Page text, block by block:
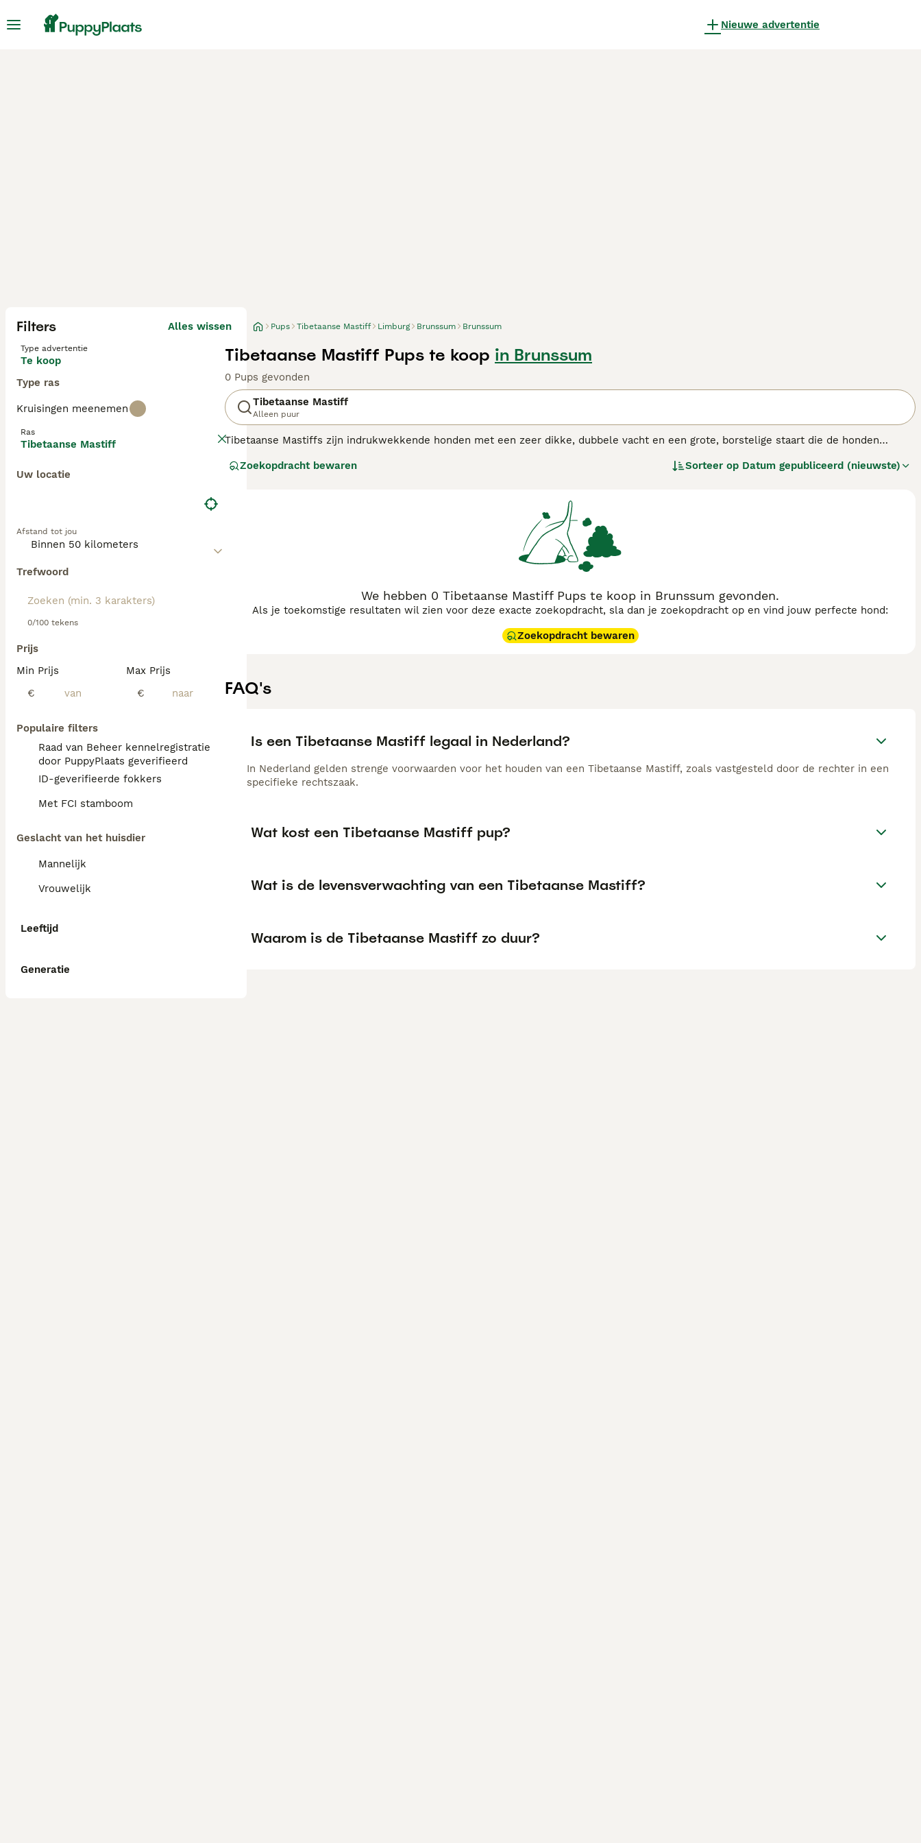
Nieuwe advertentie
Filters Alles wissen
Type advertentie
Te koop
Type ras
Kruisingen meenemen
Ras
Tibetaanse Mastiff
Uw locatie
Afstand tot jou
Trefwoord
0/100 tekens
Prijs
Min Prijs
€
Max Prijs
€
Populaire filters
Raad van Beheer kennelregistratie
door PuppyPlaats geverifieerd
ID-geverifieerde fokkers
Met FCI stamboom
Geslacht van het huisdier
Mannelijk
Vrouwelijk
Leeftijd
Generatie
Pups Tibetaanse Mastiff Limburg Brunssum Brunssum
Tibetaanse Mastiff Pups te koop in Brunssum
0 Pups gevonden
Tibetaanse Mastiff
Alleen puur
Tibetaanse Mastiffs zijn indrukwekkende honden met een zeer dikke, dubbele vacht en een grote, borstelige staart die de honden
snelheid behalen wanneer ze die nodig hebben. Ze zijn geen goede keuze voor mensen die voor het eerst een hond nemen. Hoewel
voor informatie over dit hondenras.
Zoekopdracht bewaren Sorteer op Datum gepubliceerd (nieuwste)
We hebben 0 Tibetaanse Mastiff Pups te koop in Brunssum gevonden.
Als je toekomstige resultaten wil zien voor deze exacte zoekopdracht, sla dan je zoekopdracht op en vind jouw perfecte hond:
Zoekopdracht bewaren
FAQ's
Is een Tibetaanse Mastiff legaal in Nederland?
In Nederland gelden strenge voorwaarden voor het houden van een Tibetaanse Mastiff, zoals vastgesteld door de rechter in een
specifieke rechtszaak.
Wat kost een Tibetaanse Mastiff pup?
Wat is de levensverwachting van een Tibetaanse Mastiff?
Waarom is de Tibetaanse Mastiff zo duur?